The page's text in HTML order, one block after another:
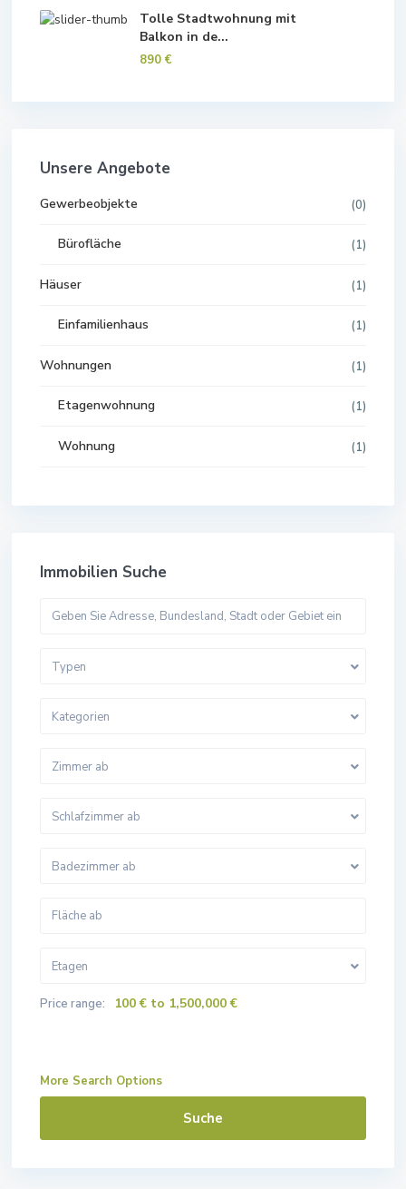
Tolle Stadtwohnung mit
Balkon in de...
890 €
Unsere Angebote
Gewerbeobjekte (0)
Bürofläche (1)
Häuser (1)
Einfamilienhaus (1)
Wohnungen (1)
Etagenwohnung (1)
Wohnung (1)
Immobilien Suche
Typen
Kategorien
Zimmer ab
Schlafzimmer ab
Badezimmer ab
Etagen
Price range: 100 € to 1,500,000 €
More Search Options
Suche